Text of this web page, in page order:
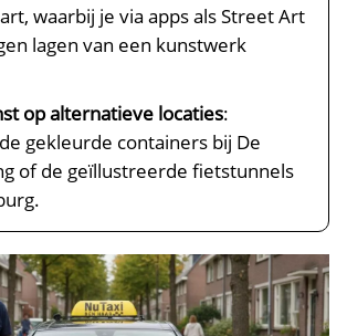
waarbij je via apps als Street Art
lagen van een kunstwerk
op alternatieve locaties:
gekleurde containers bij De
of de geïllustreerde fietstunnels